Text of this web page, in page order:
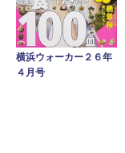
横浜ウォーカー２６年
４月号